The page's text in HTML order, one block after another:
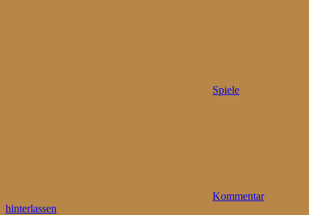
Spiele
Kommentar
hinterlassen